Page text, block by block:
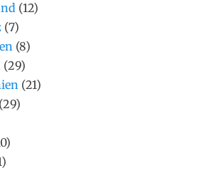
(12)
(7)
(8)
(29)
(21)
(29)